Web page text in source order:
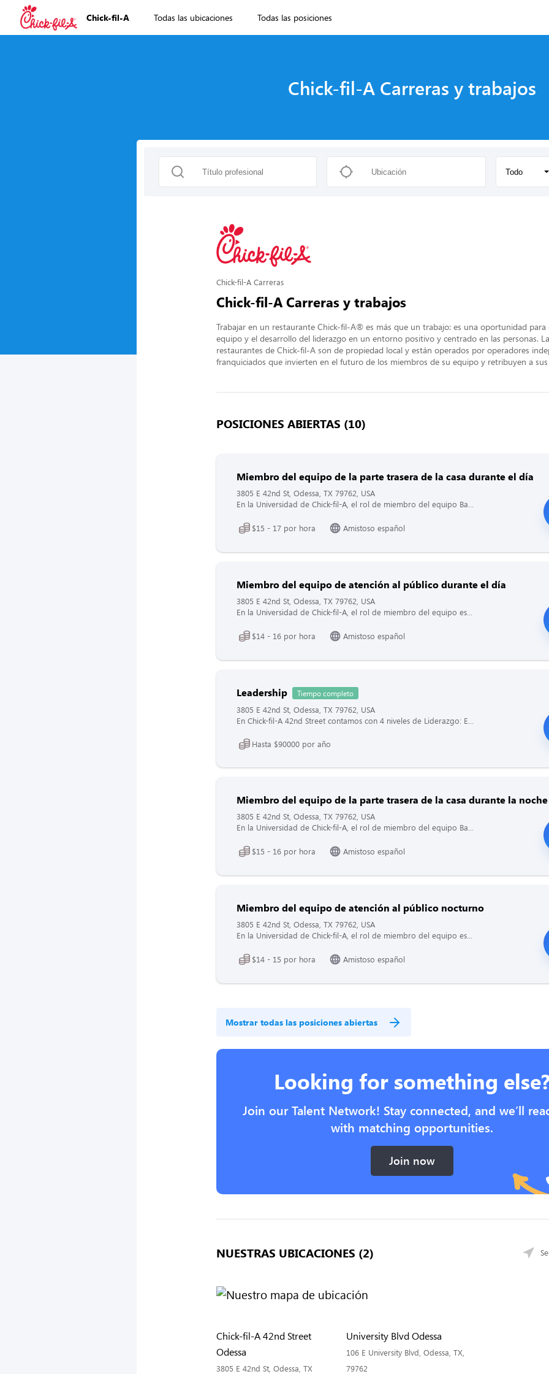
Chick-fil-A Todas las ubicaciones Todas las posiciones
Chick-fil-A Carreras y trabajos
Todo
Chick-fil-A Carreras
Chick-fil-A Carreras y trabajos
Trabajar en un restaurante Chick-fil-A® es más que un trabajo: es una oportunidad para
equipo y el desarrollo del liderazgo en un entorno positivo y centrado en las personas.
restaurantes de Chick-fil-A son de propiedad local y están operados por operadores
franquiciados que invierten en el futuro de los miembros de su equipo y retribuyen a
POSICIONES ABIERTAS (10)
Miembro del equipo de la parte trasera de la casa durante el día
3805 E 42nd St, Odessa, TX 79762, USA
En la Universidad de Chick-fil-A, el rol de miembro del equipo Ba...
$15 - 17 por hora Amistoso español
Miembro del equipo de atención al público durante el día
3805 E 42nd St, Odessa, TX 79762, USA
En la Universidad de Chick-fil-A, el rol de miembro del equipo es...
$14 - 16 por hora Amistoso español
Leadership Tiempo completo
3805 E 42nd St, Odessa, TX 79762, USA
En Chick-fil-A 42nd Street contamos con 4 niveles de Liderazgo: E...
Hasta $90000 por año
Miembro del equipo de la parte trasera de la casa durante la noche
3805 E 42nd St, Odessa, TX 79762, USA
En la Universidad de Chick-fil-A, el rol de miembro del equipo Ba...
$15 - 16 por hora Amistoso español
Miembro del equipo de atención al público nocturno
3805 E 42nd St, Odessa, TX 79762, USA
En la Universidad de Chick-fil-A, el rol de miembro del equipo es...
$14 - 15 por hora Amistoso español
Mostrar todas las posiciones abiertas
Looking for something
Join our Talent Network! Stay connected, and we’ll
with matching opportunities.
Join now
NUESTRAS UBICACIONES (2)
Chick-fil-A 42nd Street
Odessa
3805 E 42nd St, Odessa, TX
University Blvd Odessa
106 E University Blvd, Odessa, TX,
79762